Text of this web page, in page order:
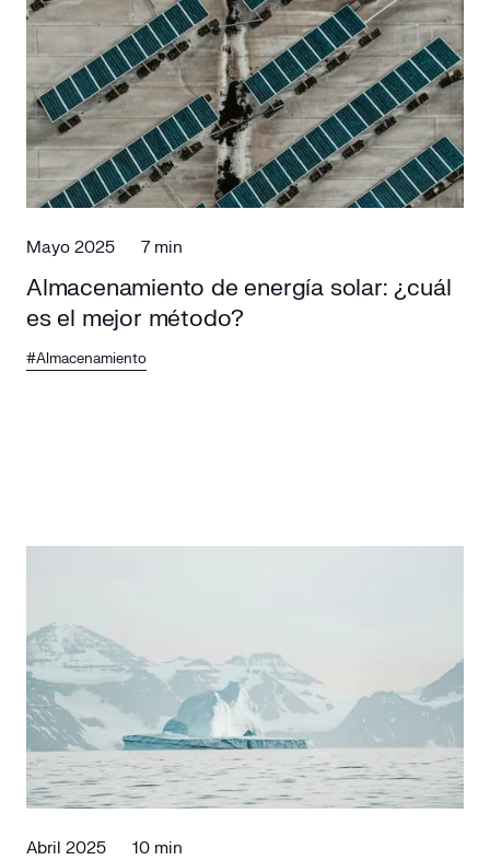
Mayo 2025 7 min
Almacenamiento de energía solar: ¿cuál
es el mejor método?
#Almacenamiento
Abril 2025 10 min